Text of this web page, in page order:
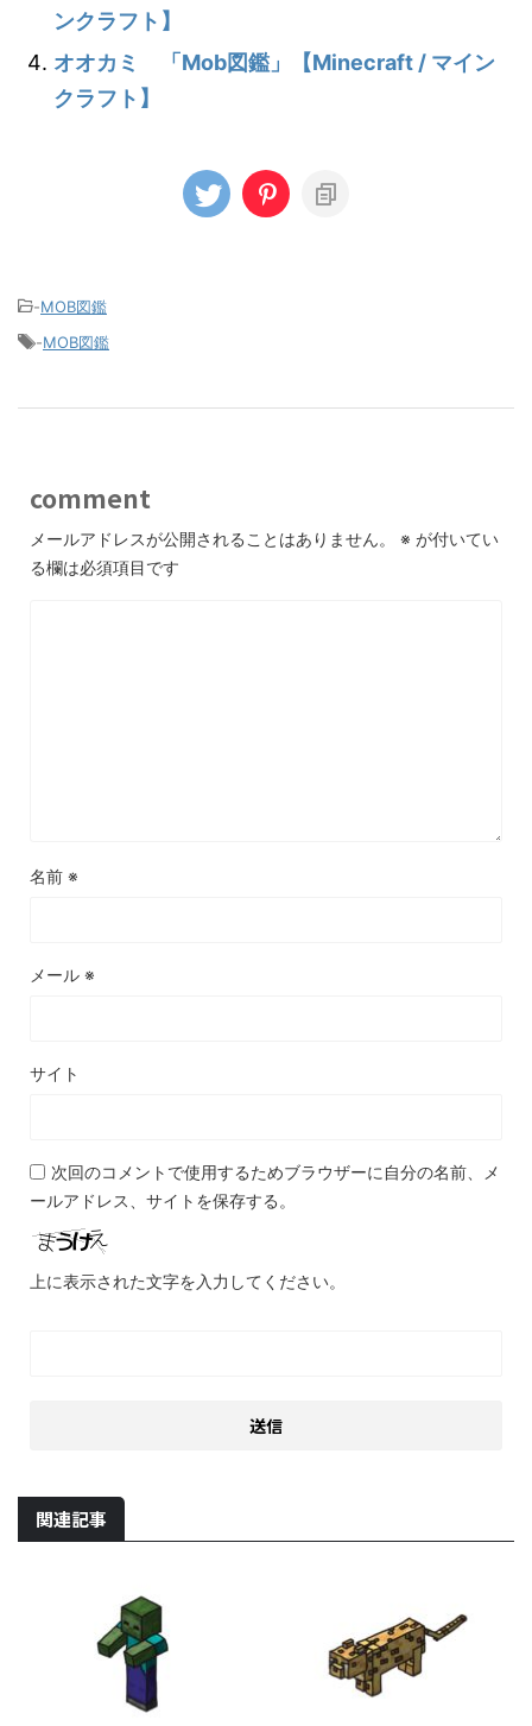
ンクラフト】
オオカミ 「Mob図鑑」【Minecraft / マイン
クラフト】
-MOB図鑑
-MOB図鑑
comment
メールアドレスが公開されることはありません。 ※ が付いてい
る欄は必須項目です
名前 ※
メール ※
サイト
次回のコメントで使用するためブラウザーに自分の名前、メ
ールアドレス、サイトを保存する。
上に表示された文字を入力してください。
関連記事